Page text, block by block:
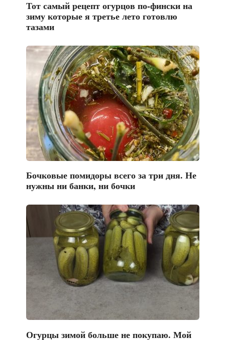
Тот самый рецепт огурцов по-фински на
зиму которые я третье лето готовлю
тазами
Бочковые помидоры всего за три дня. Не
нужны ни банки, ни бочки
Огурцы зимой больше не покупаю. Мой